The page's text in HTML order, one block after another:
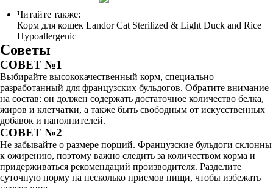
Читайте также:
Корм для кошек Landor Cat Sterilized & Light Duck and Rice
Hypoallergenic
Советы
СОВЕТ №1
Выбирайте высококачественный корм, специально
разработанный для французских бульдогов. Обратите внимание
на состав: он должен содержать достаточное количество белка,
жиров и клетчатки, а также быть свободным от искусственных
добавок и наполнителей.
СОВЕТ №2
Не забывайте о размере порций. Французские бульдоги склонны
к ожирению, поэтому важно следить за количеством корма и
придерживаться рекомендаций производителя. Разделите
суточную норму на несколько приемов пищи, чтобы избежать